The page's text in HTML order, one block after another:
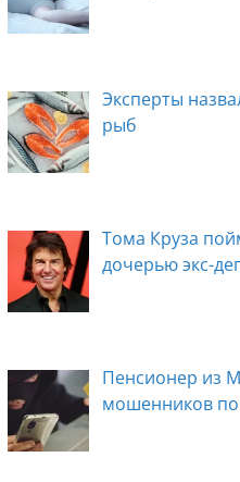
Эксперты
рыб
Тома Круза
дочерью экс-
Пенсионер из
мошенников